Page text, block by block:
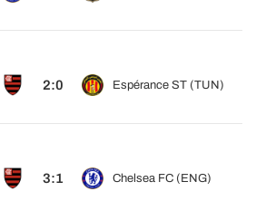
2:0 Espérance ST (TUN)
3:1 Chelsea FC (ENG)